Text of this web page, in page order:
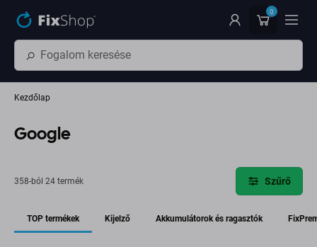
0
Kezdőlap
Google
358-ból 24 termék Szűrő
TOP termékek Kijelző Akkumulátorok és ragasztók